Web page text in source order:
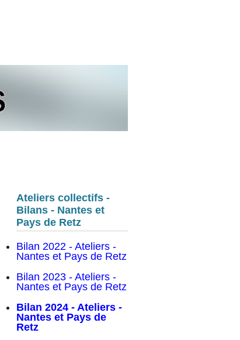
Ateliers collectifs -
Bilans - Nantes et
Pays de Retz
Bilan 2022 - Ateliers -
Nantes et Pays de Retz
Bilan 2023 - Ateliers -
Nantes et Pays de Retz
Bilan 2024 - Ateliers -
Nantes et Pays de
Retz